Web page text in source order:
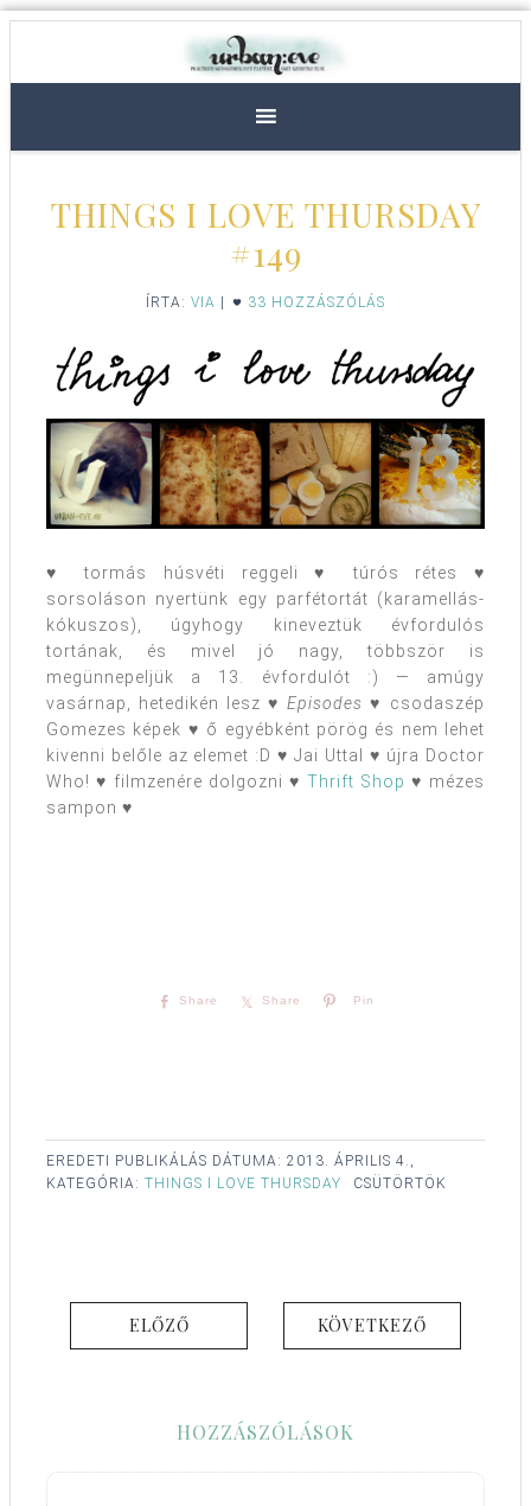
THINGS I LOVE THURSDAY
#149
ÍRTA: VIA 33 HOZZÁSZÓLÁS
♥ tormás húsvéti reggeli ♥ túrós rétes ♥
sorsoláson nyertünk egy parfétortát (karamellás-
kókuszos), úgyhogy kineveztük évfordulós
tortának, és mivel jó nagy, többször is
megünnepeljük a 13. évfordulót :) — amúgy
vasárnap, hetedikén lesz ♥Episodes ♥ csodaszép
Gomezes képek ♥ ő egyébként pörög és nem lehet
kivenni belőle az elemet :D ♥ Jai Uttal ♥ újra Doctor
Who! ♥ filmzenére dolgozni ♥ Thrift Shop ♥ mézes
sampon ♥
Share Share Pin
EREDETI PUBLIKÁLÁS DÁTUMA: 2013. ÁPRILIS 4.,
CSÜTÖRTÖK
KATEGÓRIA: THINGS I LOVE THURSDAY
ELŐZŐ KÖVETKEZŐ
HOZZÁSZÓLÁSOK